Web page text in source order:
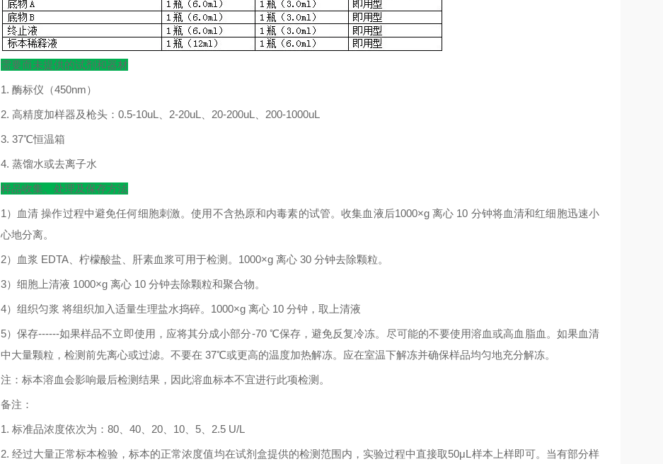
需要而未提供的试剂和器材
1. 酶标仪（450nm）
2. 高精度加样器及枪头： 0.5-10uL 2-20uL 20-200uL 200-1000uL
3. 37℃恒温箱
4. 蒸馏水或去离子水
样品收集、处理及保存方法
1 ）血清 操作过程中避免任何细胞刺激。使用不含热原和内毒素的试管。收集血液后1000×g 离心 10 分钟将血清和红细胞迅速小
心地分离。
2）血浆 EDTA、柠檬酸盐、肝素血浆可用于检测。 1000×g 离心30 分钟去除颗粒。
3）细胞上清液 1000×g 离心10 分钟去除颗粒和聚合物。
4）组织匀浆 将组织加入适量生理盐水捣碎。 1000×g 离心10 分钟，取上清液
5）保存------如果样品不立即使用，应将其分成小部分-70 ℃保存，避免反复冷冻。尽可能的不要使用溶血或高血脂血。如果血清
中大量颗粒，检测前先离心或过滤。不要在 37℃或更高的温度加热解冻。应在室温下解冻并确保样品均匀地充分解冻。
注：标本溶血会影响最后检测结果，因此溶血标本不宜进行此项检测。
备注：
1. 标准品浓度依次为： 80、 40、 20、 10、 5、 2.5 U/L
2. 经过大量正常标本检验，标本的正常浓度值均在试剂盒提供的检测范围内，实验过程中直接取50μL 样本上样即可。当有部分样